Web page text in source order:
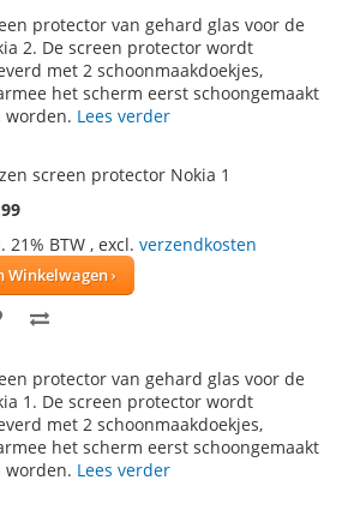
AAN
VERLANGLIJST
TE
VERGELIJKEN
protector van gehard glas voor de
2. De screen protector wordt
met 2 schoonmaakdoekjes,
het scherm eerst schoongemaakt
worden. Lees verder
screen protector Nokia 1
21% BTW , excl. verzendkosten
Winkelwagen
VOEG
AAN
VERLANGLIJST
TE
VERGELIJKEN
protector van gehard glas voor de
1. De screen protector wordt
met 2 schoonmaakdoekjes,
het scherm eerst schoongemaakt
worden. Lees verder